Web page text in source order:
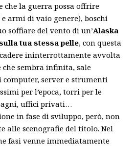
che la guerra possa offrire
armi di vaio genere), boschi
soffiare del vento di un’Alaska
tua stessa pelle, con questa
ininterrottamente avvolta
sembra infinita, sale
server e strumenti
per l’epoca, torri per le
uffici privati…
in fase di sviluppo, però, non
alle scenografie del titolo. Nel
fasi venne immediatamente